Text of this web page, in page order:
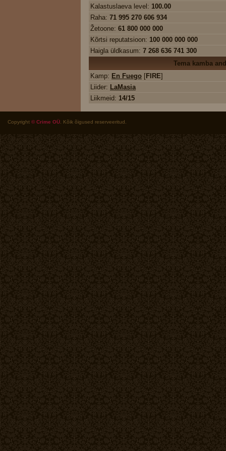
Kalastuslaeva level: 100.00
Raha: 71 995 270 606 934
Žetoone: 61 800 000 000
Kõrtsi reputatsioon: 100 000 000 000
Haigla üldkasum: 7 268 636 741 300
Tema kamba
Kamp: En Fuego [FIRE]
Liider: LaMasia
Liikmeid: 14/15
Copyright © Crime OÜ . Kõik õigused reserveeritud.